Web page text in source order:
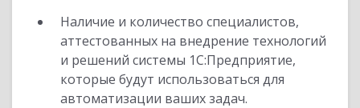
Наличие и количество специалистов,
аттестованных на внедрение технологий
и решений системы 1С:Предприятие,
которые будут использоваться для
автоматизации ваших задач.